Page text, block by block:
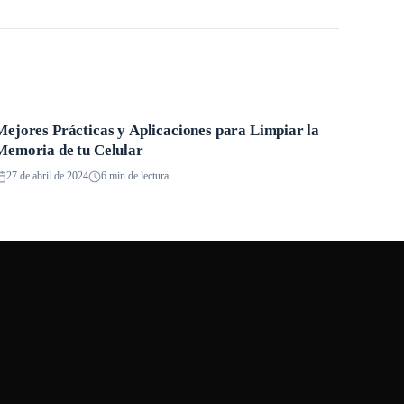
AplicacionesPrácticas y Aplicaciones para Limpiar la
de tu Celular
27 de abril de 2024 6 min de lectura